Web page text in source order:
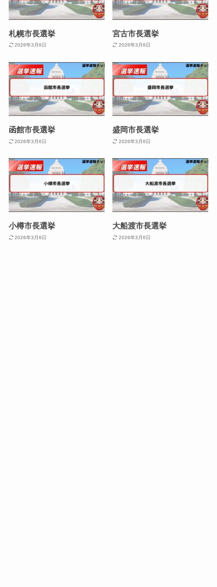
札幌市長選挙
2026年3月6日
宮古市長選挙
2026年3月6日
函館市長選挙
2026年3月6日
盛岡市長選挙
2026年3月6日
小樽市長選挙
2026年3月6日
大船渡市長選挙
2026年3月6日